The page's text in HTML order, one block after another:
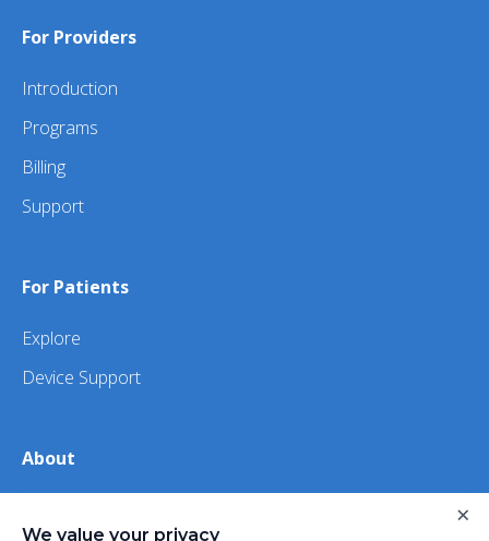
For Providers
Introduction
Programs
Billing
Support
For Patients
Explore
Device Support
About
We value your privacy
×